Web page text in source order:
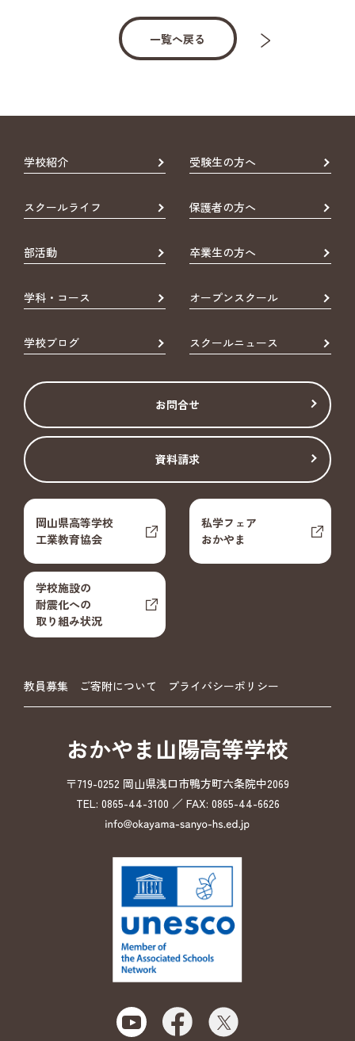
一覧へ戻る
学校紹介 受験生の方へ
スクールライフ 保護者の方へ
部活動 卒業生の方へ
学科・コース オープンスクール
学校ブログ スクールニュース
お問合せ
資料請求
岡山県高等学校
工業教育協会
私学フェア
おかやま
学校施設の
耐震化への
取り組み状況
教員募集 ご寄附について プライバシーポリシー
おかやま山陽高等学校
〒719-0252 岡山県浅口市鴨方町六条院中2069
TEL: 0865-44-3100 ／ FAX: 0865-44-6626